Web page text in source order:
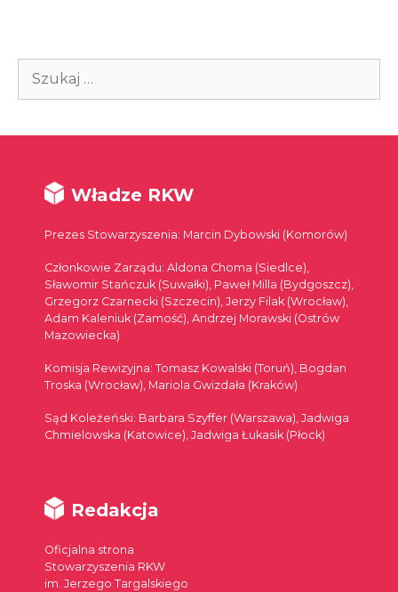
Szukaj:
Władze RKW
Prezes Stowarzyszenia: Marcin Dybowski (Komorów)
Członkowie Zarządu: Aldona Choma (Siedlce),
Sławomir Stańczuk (Suwałki), Paweł Milla (Bydgoszcz),
Grzegorz Czarnecki (Szczecin), Jerzy Filak (Wrocław),
Adam Kaleniuk (Zamość), Andrzej Morawski (Ostrów
Mazowiecka)
Komisja Rewizyjna: Tomasz Kowalski (Toruń), Bogdan
Troska (Wrocław), Mariola Gwizdała (Kraków)
Sąd Koleżeński: Barbara Szyffer (Warszawa), Jadwiga
Chmielowska (Katowice), Jadwiga Łukasik (Płock)
Redakcja
Oficjalna strona
Stowarzyszenia RKW
im. Jerzego Targalskiego